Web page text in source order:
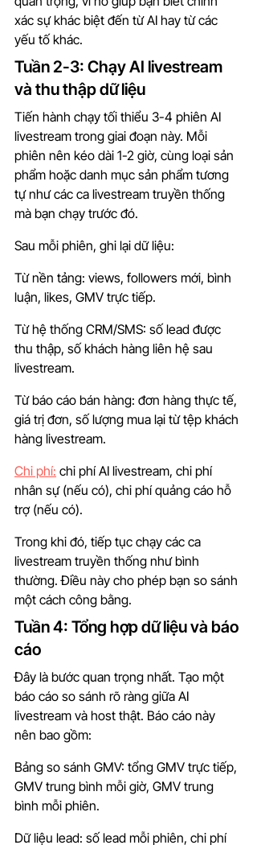
xác sự khác biệt đến từ AI hay từ các
yếu tố khác.
Tuần 2-3: Chạy AI livestream
và thu thập dữ liệu
Tiến hành chạy tối thiểu 3-4 phiên AI
livestream trong giai đoạn này. Mỗi
phiên nên kéo dài 1-2 giờ, cùng loại sản
phẩm hoặc danh mục sản phẩm tương
tự như các ca livestream truyền thống
mà bạn chạy trước đó.
Sau mỗi phiên, ghi lại dữ liệu:
Từ nền tảng: views, followers mới, bình
luận, likes, GMV trực tiếp.
Từ hệ thống CRM/SMS: số lead được
thu thập, số khách hàng liên hệ sau
livestream.
Từ báo cáo bán hàng: đơn hàng thực tế,
giá trị đơn, số lượng mua lại từ tệp khách
hàng livestream.
Chi phí: chi phí AI livestream, chi phí
nhân sự (nếu có), chi phí quảng cáo hỗ
trợ (nếu có).
Trong khi đó, tiếp tục chạy các ca
livestream truyền thống như bình
thường. Điều này cho phép bạn so sánh
một cách công bằng.
Tuần 4: Tổng hợp dữ liệu và báo
cáo
Đây là bước quan trọng nhất. Tạo một
báo cáo so sánh rõ ràng giữa AI
livestream và host thật. Báo cáo này
nên bao gồm:
Bảng so sánh GMV: tổng GMV trực tiếp,
GMV trung bình mỗi giờ, GMV trung
bình mỗi phiên.
Dữ liệu lead: số lead mỗi phiên, chi phí